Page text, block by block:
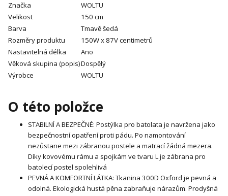
Značka
WOLTU
Velikost
150 cm
Barva
Tmavě šedá
Rozměry produktu
150W x 87V centimetrů
Nastavitelná délka
Ano
Věková skupina (popis)Dospělý
Výrobce
WOLTU
O této položce
STABILNÍ A BEZPEČNÉ: Postýlka pro batolata je navržena jako
bezpečnostní opatření proti pádu. Po namontování
nezůstane mezi zábranou postele a matrací žádná mezera.
Díky kovovému rámu a spojkám ve tvaru L je zábrana pro
batolecí postel spolehlivá
PEVNÁ A KOMFORTNÍ LÁTKA: Tkanina 300D Oxford je pevná a
odolná. Ekologická hustá pěna zabraňuje nárazům. Prodyšná